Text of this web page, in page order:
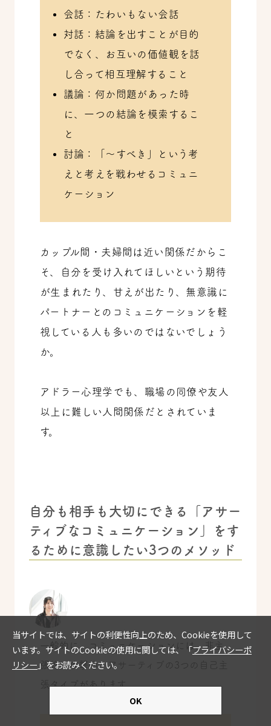
会話：たわいもない会話
対話：結論を出すことが目的
でなく、お互いの価値観を話
し合って相互理解すること
議論：何か問題があった時
に、一つの結論を模索するこ
と
討論：「～すべき」という考
えと考えを戦わせるコミュニ
ケーション
カップル間・夫婦間は近い関係だからこ
そ、自分を受け入れてほしいという期待
が生まれたり、甘えが出たり、無意識に
パートナーとのコミュニケーションを軽
視している人も多いのではないでしょう
か。
アドラー心理学でも、職場の同僚や友人
以上に難しい人間関係だとされていま
す。
自分も相手も大切にできる「アサー
ティブなコミュニケーション」をす
るために意識したい3つのメソッド
一般的に、コミュニケーションには、非主
張的、攻撃的、アサーティブの3つの自己主
張タイプがあります。